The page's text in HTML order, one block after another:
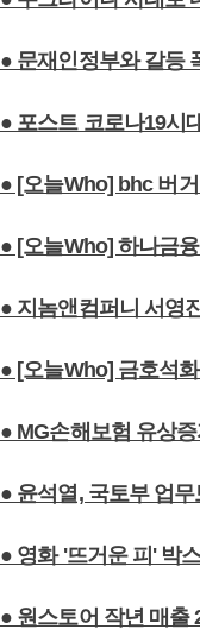
● 문재인정부와 갈등
● 포스트 코로나19시
● [오늘Who] bhc 버
● [오늘Who] 하나금
● 지놈앤컴퍼니 서영
● [오늘Who] 금호석
● MG손해보험 유상
● 윤석열, 국토부 업
● 영화 '뜨거운 피' 박
● 원스토어 작년 매출